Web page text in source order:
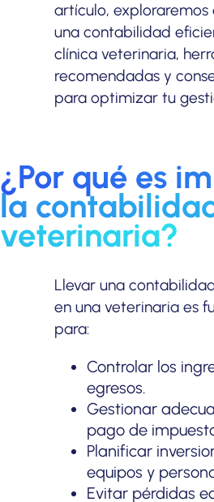
artículo, exploraremos
una contabilidad
clínica veterinaria,
recomendadas y
para optimizar tu
¿Por qué es
la
veterinaria?
Llevar una
en una veterinaria es
para:
Controlar los
egresos.
Gestionar
pago de
Planificar
equipos y
Evitar pérdidas